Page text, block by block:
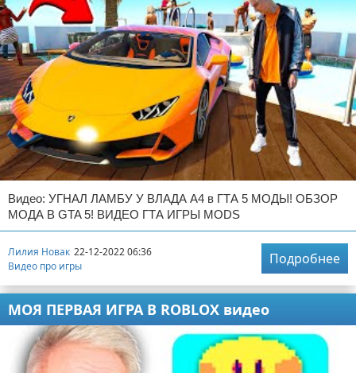
Видео: УГНАЛ ЛАМБУ У ВЛАДА А4 в ГТА 5 МОДЫ! ОБЗОР
МОДА В GTA 5! ВИДЕО ГТА ИГРЫ MODS
Лилия Новак 22-12-2022 06:36
Видео про игры
Подробнее
МОЯ ПЕРВАЯ ИГРА В ROBLOX видео